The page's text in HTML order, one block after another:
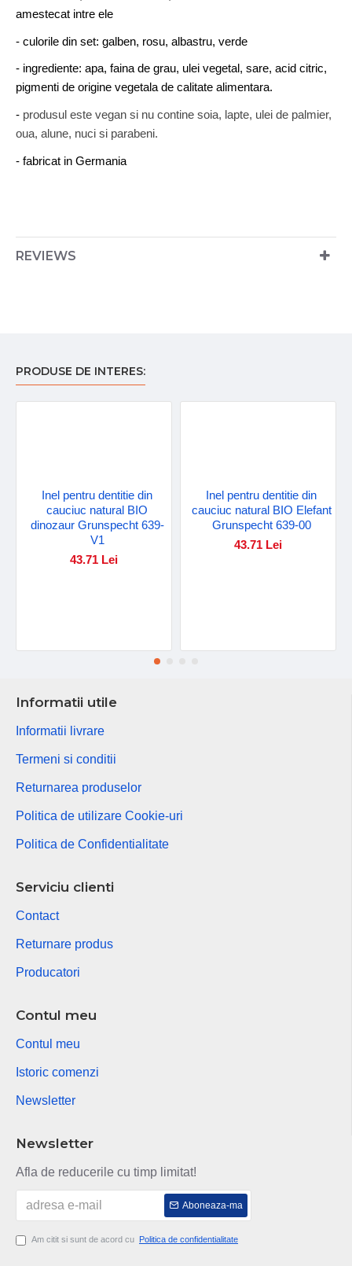
amestecat intre ele
- culorile din set: galben, rosu, albastru, verde
- ingrediente: apa, faina de grau, ulei vegetal, sare, acid citric,
pigmenti de origine vegetala de calitate alimentara.
- produsul este vegan si nu contine soia, lapte, ulei de palmier,
oua, alune, nuci si parabeni.
- fabricat in Germania
REVIEWS
PRODUSE DE INTERES:
Inel pentru dentitie din
cauciuc natural BIO
dinozaur Grunspecht 639-
V1
43.71 Lei
Inel pentru dentitie din
cauciuc natural BIO Elefant
Grunspecht 639-00
43.71 Lei
Informatii utile
Informatii livrare
Termeni si conditii
Returnarea produselor
Politica de utilizare Cookie-uri
Politica de Confidentialitate
Serviciu clienti
Contact
Returnare produs
Producatori
Contul meu
Contul meu
Istoric comenzi
Newsletter
Newsletter
Afla de reducerile cu timp limitat!
Aboneaza-ma
Am citit si sunt de acord cu Politica de confidentialitate